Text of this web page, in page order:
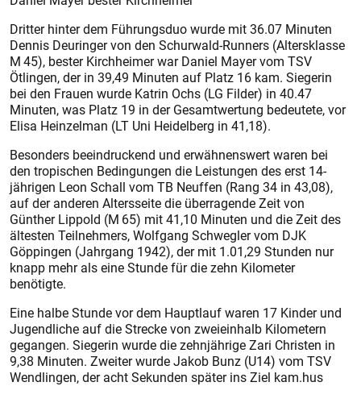
Dritter hinter dem Führungsduo wurde mit 36.07 Minuten
Dennis Deuringer von den Schurwald-Runners (Altersklasse
M 45), bester Kirchheimer war Daniel Mayer vom TSV
Ötlingen, der in 39,49 Minuten auf Platz 16 kam. Siegerin
bei den Frauen wurde Katrin Ochs (LG Filder) in 40.47
Minuten, was Platz 19 in der Gesamtwertung bedeutete, vor
Elisa Heinzelman (LT Uni Heidelberg in 41,18).
Besonders beeindruckend und erwähnenswert waren bei
den tropischen Bedingungen die Leistungen des erst 14-
jährigen Leon Schall vom TB Neuffen (Rang 34 in 43,08),
auf der anderen Altersseite die überragende Zeit von
Günther Lippold (M 65) mit 41,10 Minuten und die Zeit des
ältesten Teilnehmers, Wolfgang Schwegler vom DJK
Göppingen (Jahrgang 1942), der mit 1.01,29 Stunden nur
knapp mehr als eine Stunde für die zehn Kilometer
benötigte.
Eine halbe Stunde vor dem Hauptlauf waren 17 Kinder und
Jugendliche auf die Strecke von zweieinhalb Kilometern
gegangen. Siegerin wurde die zehnjährige Zari Christen in
9,38 Minuten. Zweiter wurde Jakob Bunz (U14) vom TSV
Wendlingen, der acht Sekunden später ins Ziel kam.hus